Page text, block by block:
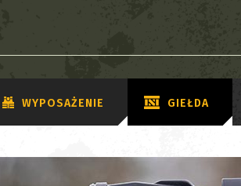
WYPOSAŻENIE GIEŁDA